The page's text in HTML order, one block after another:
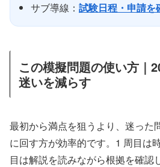
サブ導線： 試験日程・申請を
この模擬問題の使い方｜
迷いを減らす
最初から満点を狙うより、迷った
に回す方が効率的です。1 周目は
目は解説を読みながら根拠を確認